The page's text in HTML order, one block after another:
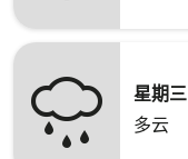
星期三
多云